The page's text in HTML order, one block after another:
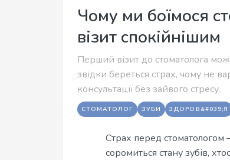
Чому ми боїмося
візит спокійнішим
Перший візит до стоматолога
звідки береться страх, чому не
консультації без зайвого стресу.
СТОМАТОЛОГ ЗУБИ ЗДОРОВ&#039;Я
​Страх перед стоматологом
соромиться стану зубів,